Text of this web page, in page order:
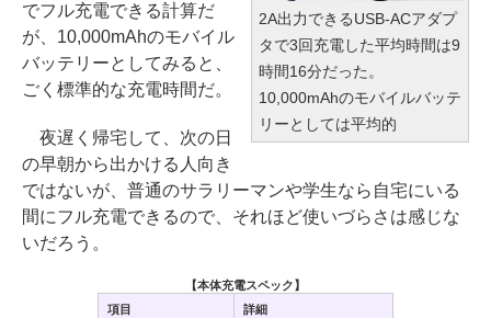
2A出力できるUSB-ACアダプ
タで3回充電した平均時間は9
時間16分だった。
10,000mAhのモバイルバッテ
リーとしては平均的
でフル充電できる計算だ
が、10,000mAhのモバイル
バッテリーとしてみると、
ごく標準的な充電時間だ。
夜遅く帰宅して、次の日
の早朝から出かける人向き
ではないが、普通のサラリーマンや学生なら自宅にいる
間にフル充電できるので、それほど使いづらさは感じな
いだろう。
【本体充電スペック】
項目
詳細